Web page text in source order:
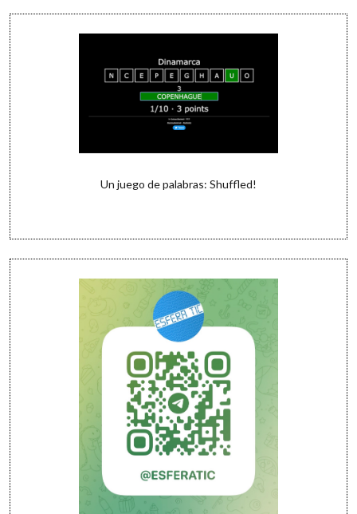
Un juego de palabras: Shuffled!